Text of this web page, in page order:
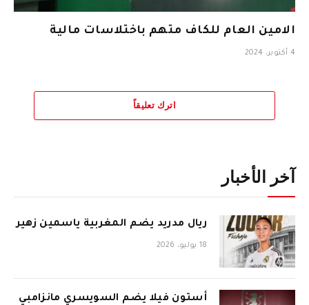
الامين العام للكاف متهم باختلاسات مالية
4 أكتوبر، 2024
اترك تعليقاً
آخر الأخبار
ريال مدريد يضم المغربية ياسمين زهير
18 يوليو، 2026
أستون فيلا يضم السويسري مانزامبي